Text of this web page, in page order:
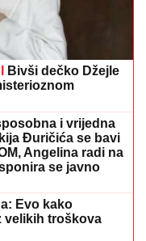
Bivši dečko Džejle
i vrijedna
Đuričića se bavi
Angelina radi na
se javno
Evo kako
velikih troškova